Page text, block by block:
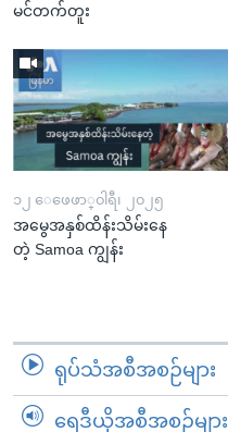
မင်တက်တူး
၁၂ ေဖေဖာ္၀ါရီ၊ ၂၀၂၅
အမွေအနှစ်ထိန်းသိမ်းနေ
တဲ့ Samoa ကျွန်း
ရုပ်သံအစီအစဉ်များ
ရေဒီယိုအစီအစဉ်များ